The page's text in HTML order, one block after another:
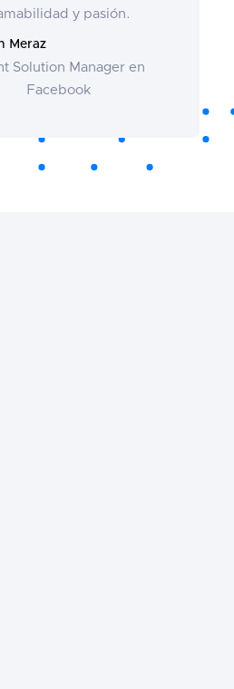
y pasión.
Meraz
Solution Manager en
Facebook